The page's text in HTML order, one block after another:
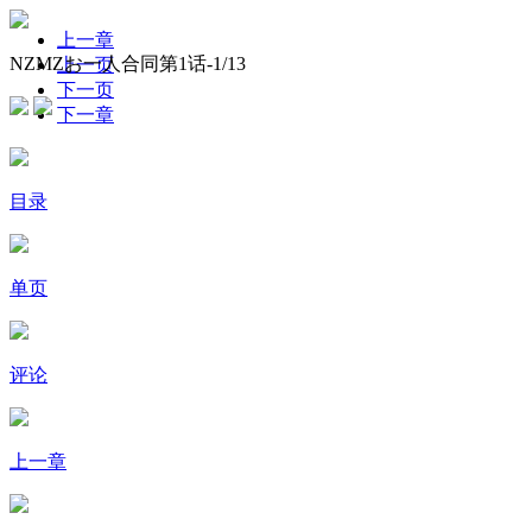
NZMZお一人合同第1话-1/13
上一章
上一页
下一页
下一章
目录
单页
评论
上一章